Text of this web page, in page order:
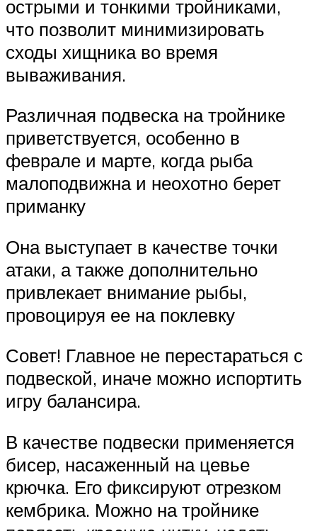
острыми и тонкими тройниками,
что позволит минимизировать
сходы хищника во время
вываживания.
Различная подвеска на тройнике
приветствуется, особенно в
феврале и марте, когда рыба
малоподвижна и неохотно берет
приманку
Она выступает в качестве точки
атаки, а также дополнительно
привлекает внимание рыбы,
провоцируя ее на поклевку
Совет! Главное не перестараться с
подвеской, иначе можно испортить
игру балансира.
В качестве подвески применяется
бисер, насаженный на цевье
крючка. Его фиксируют отрезком
кембрика. Можно на тройнике